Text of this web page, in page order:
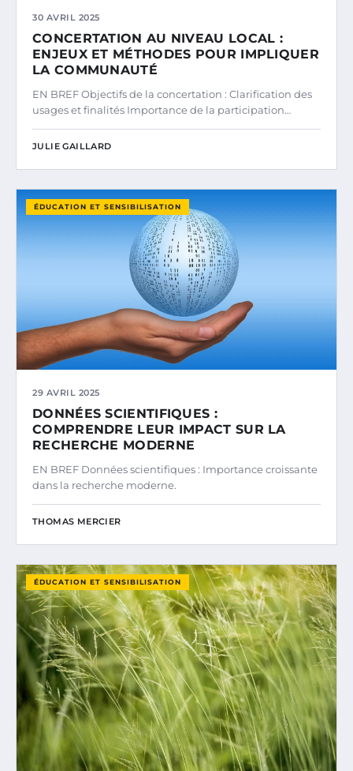
30 AVRIL 2025
CONCERTATION AU NIVEAU LOCAL :
ENJEUX ET MÉTHODES POUR IMPLIQUER
LA COMMUNAUTÉ
EN BREF Objectifs de la concertation : Clarification des
usages et finalités Importance de la participation…
JULIE GAILLARD
ÉDUCATION ET SENSIBILISATION
29 AVRIL 2025
DONNÉES SCIENTIFIQUES :
COMPRENDRE LEUR IMPACT SUR LA
RECHERCHE MODERNE
EN BREF Données scientifiques : Importance croissante
dans la recherche moderne.
THOMAS MERCIER
ÉDUCATION ET SENSIBILISATION